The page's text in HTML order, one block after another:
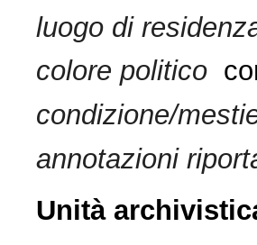
luogo di
colore politico
condizione/
annotazioni
Unità